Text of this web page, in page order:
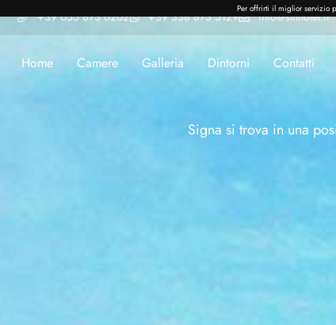
Per offrirti il miglior servizio
+39 055 873 6202 +39 338 873 5129 info@stilhotel.it
Home Camere Galleria Dintorni Contatti
Signa si trova in una